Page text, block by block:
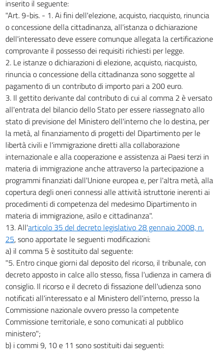
inserito il seguente:
"Art. 9-bis. - 1. Ai fini dell'elezione, acquisto, riacquisto, rinuncia
o concessione della cittadinanza, all'istanza o dichiarazione
dell'interessato deve essere comunque allegata la certificazione
comprovante il possesso dei requisiti richiesti per legge.
2. Le istanze o dichiarazioni di elezione, acquisto, riacquisto,
rinuncia o concessione della cittadinanza sono soggette al
pagamento di un contributo di importo pari a 200 euro.
3. Il gettito derivante dal contributo di cui al comma 2 è versato
all'entrata del bilancio dello Stato per essere riassegnato allo
stato di previsione del Ministero dell'interno che lo destina, per
la metà, al finanziamento di progetti del Dipartimento per le
libertà civili e l'immigrazione diretti alla collaborazione
internazionale e alla cooperazione e assistenza ai Paesi terzi in
materia di immigrazione anche attraverso la partecipazione a
programmi finanziati dall'Unione europea e, per l'altra metà, alla
copertura degli oneri connessi alle attività istruttorie inerenti ai
procedimenti di competenza del medesimo Dipartimento in
materia di immigrazione, asilo e cittadinanza".
13. All'articolo 35 del decreto legislativo 28 gennaio 2008, n.
25, sono apportate le seguenti modificazioni:
a) il comma 5 è sostituito dal seguente:
"5. Entro cinque giorni dal deposito del ricorso, il tribunale, con
decreto apposto in calce allo stesso, fissa l'udienza in camera di
consiglio. Il ricorso e il decreto di fissazione dell'udienza sono
notificati all'interessato e al Ministero dell'interno, presso la
Commissione nazionale ovvero presso la competente
Commissione territoriale, e sono comunicati al pubblico
ministero";
b) i commi 9, 10 e 11 sono sostituiti dai seguenti: